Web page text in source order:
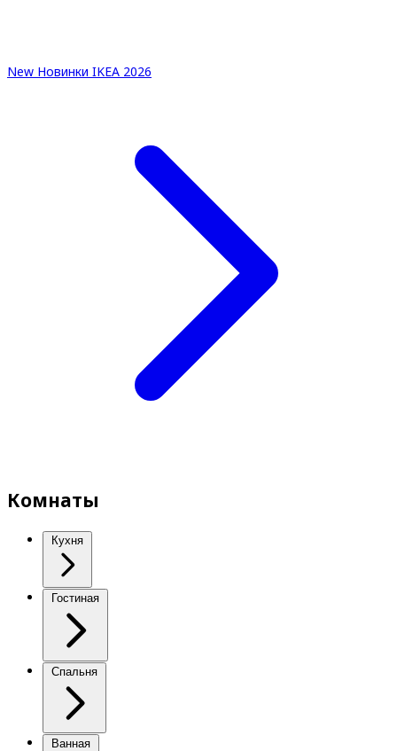
New Новинки IKEA 2026
Комнаты
Кухня
Гостиная
Спальня
Ванная